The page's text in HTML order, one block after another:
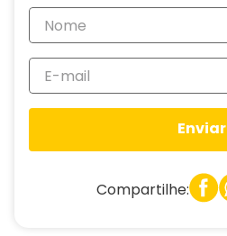
Enviar
Compartilhe: